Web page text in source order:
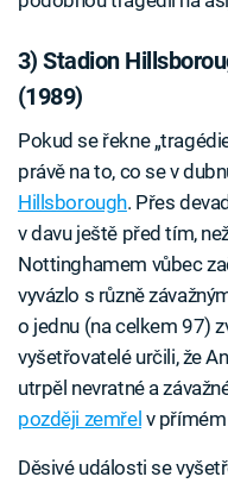
3) Stadion
(1989)
Pokud se řekne
právě na to, co se v
Hillsborough. Přes
v davu ještě před tím,
Nottinghamem vůbec
vyvázlo s různě
o jednu (na celkem 97)
vyšetřovatelé určili, že
utrpěl nevratné a
později zemřel v
Děsivé události se